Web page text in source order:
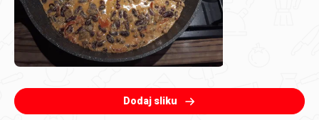
Dodaj sliku